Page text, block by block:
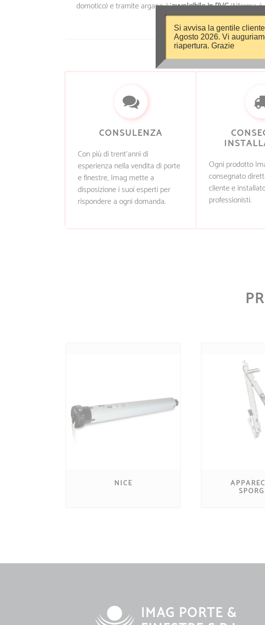
domotico) e tramite argano. L’avvolgibile in PVCINforma è
CONSULENZA
Con più di trent’anni di
esperienza nella vendita di porte
e finestre, Imag mette a
disposizione i suoi esperti per
rispondere a ogni domanda.
Ogni prodotto
consegnato
cliente e
professionisti.
NICE
IMAG PORTE &
Si avvisa la gentile
Agosto 2026. Vi
riapertura. Grazie